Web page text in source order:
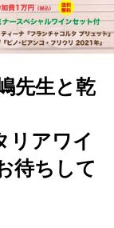
先生と乾
リアワイ
待ちして